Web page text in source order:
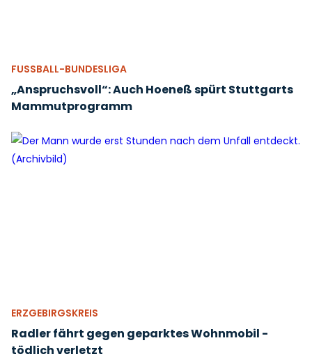
FUSSBALL-BUNDESLIGA
„Anspruchsvoll“: Auch Hoeneß spürt Stuttgarts
Mammutprogramm
ERZGEBIRGSKREIS
Radler fährt gegen geparktes Wohnmobil -
tödlich verletzt